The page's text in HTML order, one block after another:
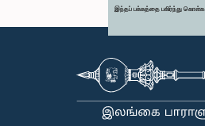
இந்தப் பக்கத்தை பகிர்ந்து கொள்க